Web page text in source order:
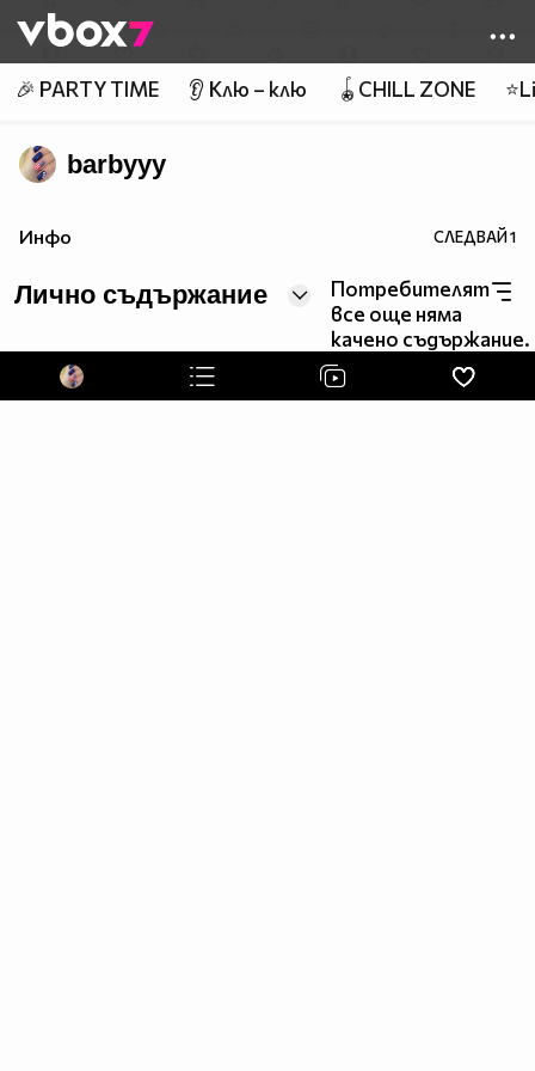
👾
🎉 PARTY TIME 👂 Клю – клю 🪀CHILL ZONE
barbyyy
Инфо СЛЕДВАЙ1
Лично съдържание
Потребителят
все още няма
качено съдържание.